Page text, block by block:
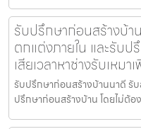
รับปรึกษาก่อนสร้างบ้า
ตกแต่งภายใน และรับป
เสียเวลาหาช่างรับเหม
รับปรึกษาก่อนสร้างบ้านนาดี รั
ปรึกษาก่อนสร้างบ้าน โดยไม่ต้อ